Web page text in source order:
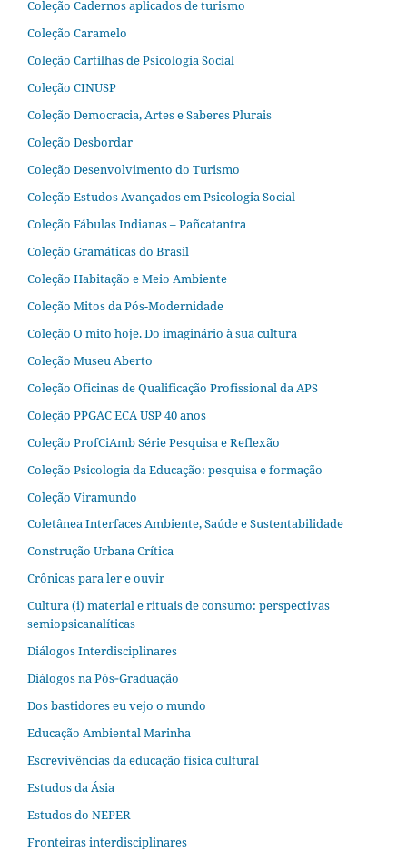
Coleção Cadernos aplicados de turismo
Coleção Caramelo
Coleção Cartilhas de Psicologia Social
Coleção CINUSP
Coleção Democracia, Artes e Saberes Plurais
Coleção Desbordar
Coleção Desenvolvimento do Turismo
Coleção Estudos Avançados em Psicologia Social
Coleção Fábulas Indianas – Pañcatantra
Coleção Gramáticas do Brasil
Coleção Habitação e Meio Ambiente
Coleção Mitos da Pós-Modernidade
Coleção O mito hoje. Do imaginário à sua cultura
Coleção Museu Aberto
Coleção Oficinas de Qualificação Profissional da APS
Coleção PPGAC ECA USP 40 anos
Coleção ProfCiAmb Série Pesquisa e Reflexão
Coleção Psicologia da Educação: pesquisa e formação
Coleção Viramundo
Coletânea Interfaces Ambiente, Saúde e Sustentabilidade
Construção Urbana Crítica
Crônicas para ler e ouvir
Cultura (i) material e rituais de consumo: perspectivas
semiopsicanalíticas
Diálogos Interdisciplinares
Diálogos na Pós‐Graduação
Dos bastidores eu vejo o mundo
Educação Ambiental Marinha
Escrevivências da educação física cultural
Estudos da Ásia​
Estudos do NEPER
Fronteiras interdisciplinares